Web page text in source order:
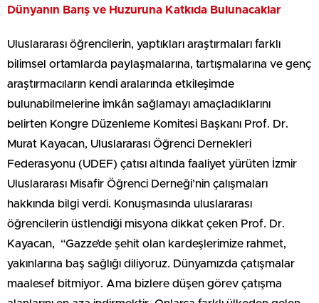
Dünyanın Barış ve Huzuruna Katkıda Bulunacaklar
Uluslararası öğrencilerin, yaptıkları araştırmaları farklı
bilimsel ortamlarda paylaşmalarına, tartışmalarına ve genç
araştırmacıların kendi aralarında etkileşimde
bulunabilmelerine imkân sağlamayı amaçladıklarını
belirten Kongre Düzenleme Komitesi Başkanı Prof. Dr.
Murat Kayacan, Uluslararası Öğrenci Dernekleri
Federasyonu (UDEF) çatısı altında faaliyet yürüten İzmir
Uluslararası Misafir Öğrenci Derneği’nin çalışmaları
hakkında bilgi verdi. Konuşmasında uluslararası
öğrencilerin üstlendiği misyona dikkat çeken Prof. Dr.
Kayacan, “Gazze’de şehit olan kardeşlerimize rahmet,
yakınlarına baş sağlığı diliyoruz. Dünyamızda çatışmalar
maalesef bitmiyor. Ama bizlere düşen görev çatışma